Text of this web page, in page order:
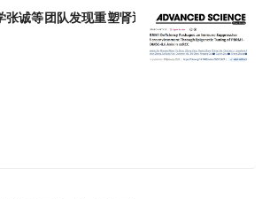
张诚等团队发现重塑肾透明细胞癌的免疫抑制